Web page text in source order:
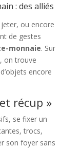
: des alliés
jeter, ou encore
de gestes
monnaie. Sur
, on trouve
encore
récup »
se fixer un
trocs,
son foyer sans